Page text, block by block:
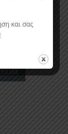
και σας